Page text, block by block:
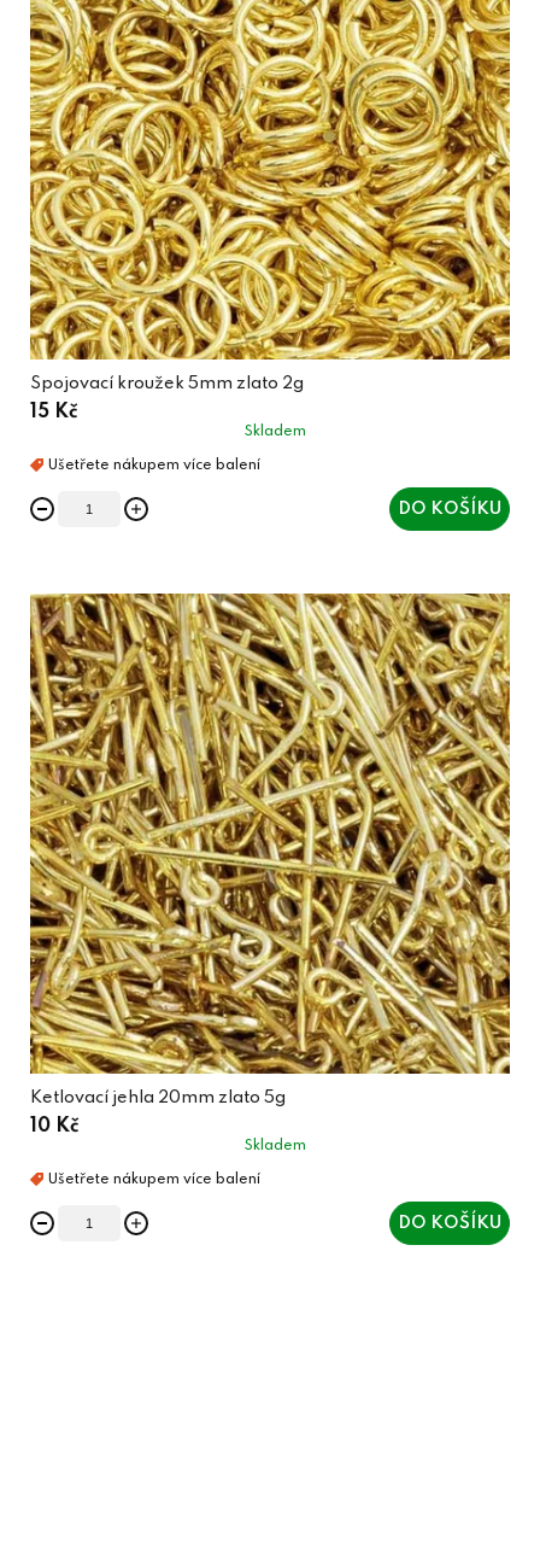
Spojovací kroužek 5mm zlato 2g
15 Kč
Skladem
DO KOŠÍKU
Ketlovací jehla 20mm zlato 5g
10 Kč
Skladem
DO KOŠÍKU